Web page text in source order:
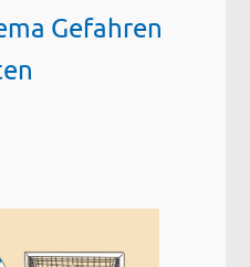
Gefahren